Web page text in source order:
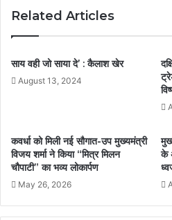
Related Articles
साय वही जो साया दे’ : कैलाश खेर
August 13, 2024
कवर्धा को मिली नई सौगात-उप मुख्यमंत्री
विजय शर्मा ने किया “मित्र मिलन
चौपाटी” का भव्य लोकार्पण
May 26, 2026
के